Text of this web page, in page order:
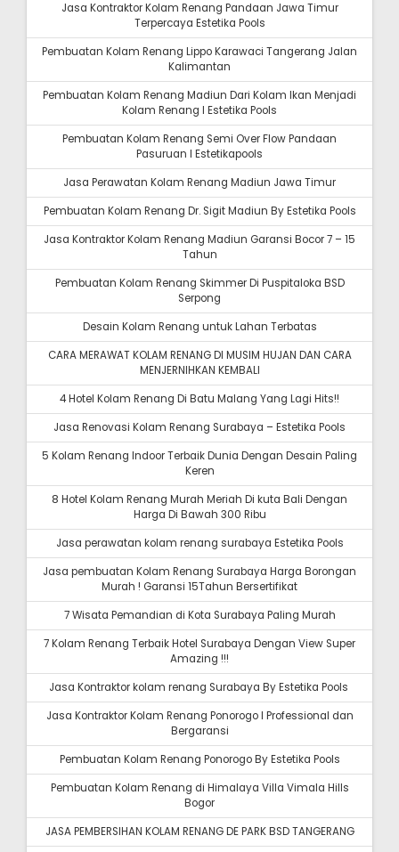
Jasa Kontraktor Kolam Renang Pandaan Jawa Timur
Terpercaya Estetika Pools
Pembuatan Kolam Renang Lippo Karawaci Tangerang Jalan
Kalimantan
Pembuatan Kolam Renang Madiun Dari Kolam Ikan Menjadi
Kolam Renang I Estetika Pools
Pembuatan Kolam Renang Semi Over Flow Pandaan
Pasuruan I Estetikapools
Jasa Perawatan Kolam Renang Madiun Jawa Timur
Pembuatan Kolam Renang Dr. Sigit Madiun By Estetika Pools
Jasa Kontraktor Kolam Renang Madiun Garansi Bocor 7 – 15
Tahun
Pembuatan Kolam Renang Skimmer Di Puspitaloka BSD
Serpong
Desain Kolam Renang untuk Lahan Terbatas
CARA MERAWAT KOLAM RENANG DI MUSIM HUJAN DAN CARA
MENJERNIHKAN KEMBALI
4 Hotel Kolam Renang Di Batu Malang Yang Lagi Hits!!
Jasa Renovasi Kolam Renang Surabaya – Estetika Pools
5 Kolam Renang Indoor Terbaik Dunia Dengan Desain Paling
Keren
8 Hotel Kolam Renang Murah Meriah Di kuta Bali Dengan
Harga Di Bawah 300 Ribu
Jasa perawatan kolam renang surabaya Estetika Pools
Jasa pembuatan Kolam Renang Surabaya Harga Borongan
Murah ! Garansi 15Tahun Bersertifikat
7 Wisata Pemandian di Kota Surabaya Paling Murah
7 Kolam Renang Terbaik Hotel Surabaya Dengan View Super
Amazing !!!
Jasa Kontraktor kolam renang Surabaya By Estetika Pools
Jasa Kontraktor Kolam Renang Ponorogo I Professional dan
Bergaransi
Pembuatan Kolam Renang Ponorogo By Estetika Pools
Pembuatan Kolam Renang di Himalaya Villa Vimala Hills
Bogor
JASA PEMBERSIHAN KOLAM RENANG DE PARK BSD TANGERANG